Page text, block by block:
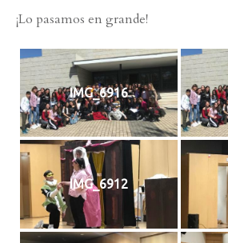
¡Lo pasamos en grande!
IMG_6916
IMG_6912